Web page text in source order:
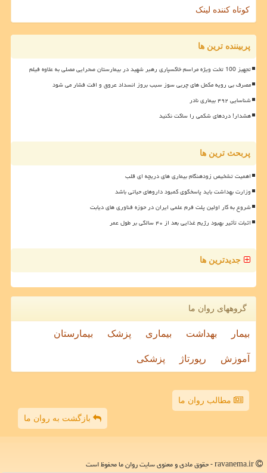
کوتاه کننده لینک
پربیننده ترین ها
تجهیز 100 تخت ویژه مراسم خاکسپاری رهبر شهید در بیمارستان صحرایی مصلی به علاوه فیلم
مصرف بی رویه مکمل های چربی سوز سبب بروز انسداد عروق و افت فشار می شود
شناسایی ۴۹۲ بیماری نادر
هشدار! دردهای شکمی را ساکت نکنید
پربحث ترین ها
اهمیت تشخیص زودهنگام بیماری های دریچه ای قلب
وزارت بهداشت باید پاسخگوی کمبود داروهای حیاتی باشد
شروع به کار اولین پلت فرم علمی ایران در حوزه فناوری های دیابت
اثبات تأثیر بهبود رژیم غذایی بعد از ۴۰ سالگی بر طول عمر
جدیدترین ها
گروههای روان ما
بیمار بهداشت بیماری پزشک بیمارستان
آموزش رپورتاژ پزشکی
مطالب روان ما
بازگشت به روان ما